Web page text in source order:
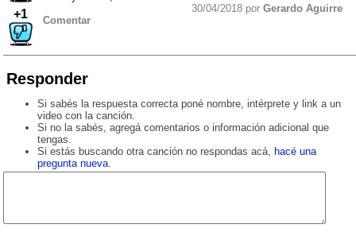
+1
30/04/2018 por Gerardo Aguirre
Comentar
Responder
Si sabés la respuesta correcta poné nombre, intérprete y link a un
video con la canción.
Si no la sabés, agregá comentarios o información adicional que
tengas.
Si estás buscando otra canción no respondas acá, hacé una
pregunta nueva.